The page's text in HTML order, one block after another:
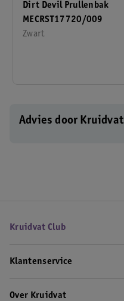
Dirt Devil Prullenbak
MECRST17720/009
Zwart
Advies door Kruidvat
Kruidvat Club
Klantenservice
Over Kruidvat